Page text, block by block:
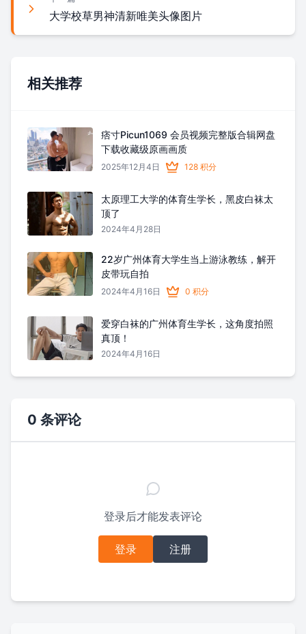
大学校草男神清新唯美头像图片
相关推荐
痞寸Picun1069 会员视频完整版合辑网盘
下载收藏级原画画质
2025年12月4日 128 积分
太原理工大学的体育生学长，黑皮白袜太
顶了
2024年4月28日
22岁广州体育大学生当上游泳教练，解开
皮带玩自拍
2024年4月16日 0 积分
爱穿白袜的广州体育生学长，这角度拍照
真顶！
2024年4月16日
0 条评论
登录后才能发表评论
登录 注册